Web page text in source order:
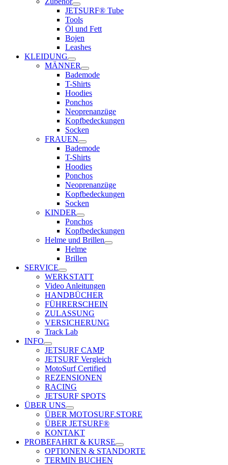
JETSURF® Tube
Tools
Öl und Fett
Bojen
Leashes
KLEIDUNG
MÄNNER
Bademode
T-Shirts
Hoodies
Ponchos
Neoprenanzüge
Kopfbedeckungen
Socken
FRAUEN
Bademode
T-Shirts
Hoodies
Ponchos
Neoprenanzüge
Kopfbedeckungen
Socken
KINDER
Ponchos
Kopfbedeckungen
Helme und Brillen
Helme
Brillen
SERVICE
WERKSTATT
Video Anleitungen
HANDBÜCHER
FÜHRERSCHEIN
ZULASSUNG
VERSICHERUNG
Track Lab
INFO
JETSURF CAMP
JETSURF Vergleich
MotoSurf Certified
REZENSIONEN
RACING
JETSURF SPOTS
ÜBER UNS
ÜBER MOTOSURF.STORE
ÜBER JETSURF®
KONTAKT
PROBEFAHRT & KURSE
OPTIONEN & STANDORTE
TERMIN BUCHEN